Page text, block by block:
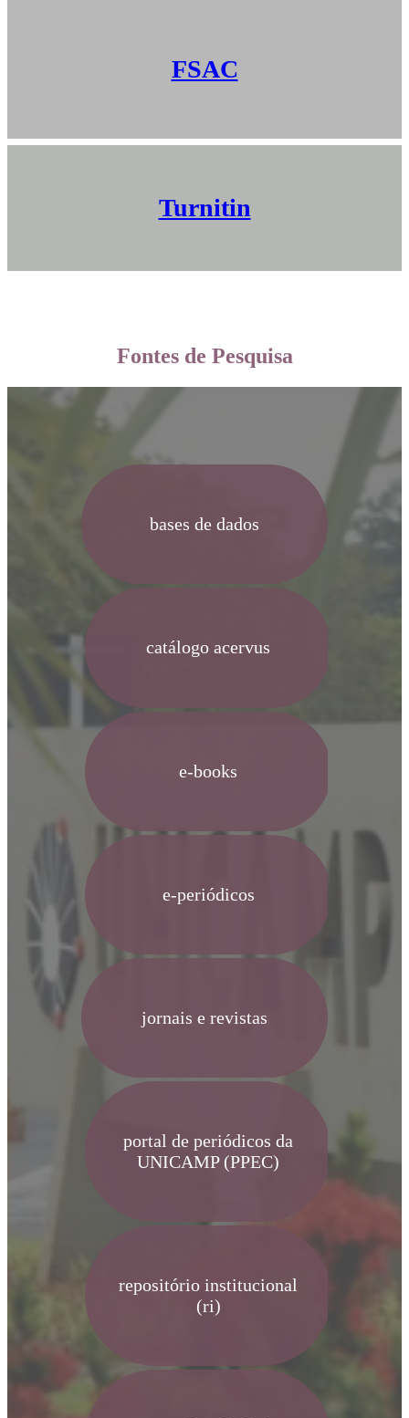
FSAC
Turnitin
Fontes de Pesquisa
bases de dados
catálogo acervus
e-books
e-periódicos
jornais e revistas
portal de periódicos da
UNICAMP (PPEC)
repositório institucional
(ri)